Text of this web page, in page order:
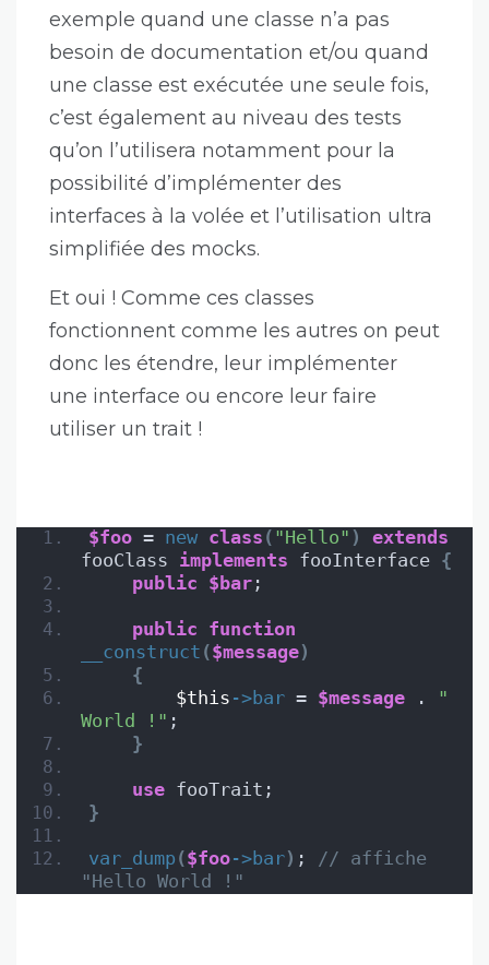
exemple quand une classe n’a pas
besoin de documentation et/ou quand
une classe est exécutée une seule fois,
c’est également au niveau des tests
qu’on l’utilisera notamment pour la
possibilité d’implémenter des
interfaces à la volée et l’utilisation ultra
simplifiée des mocks.
Et oui ! Comme ces classes
fonctionnent comme les autres on peut
donc les étendre, leur implémenter
une interface ou encore leur faire
utiliser un trait !
$foo = new class ( "Hello" )
extends
fooClass implements fooInterface {
public $bar ;
public function
__construct ($message)
{
$this ->bar = $message . "
World !" ;
}
use fooTrait;
}
var_dump ($foo->bar) ; // affiche
"Hello World !"